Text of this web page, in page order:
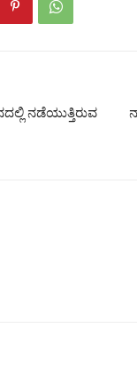
ನಡೆಯುತ್ತಿರುವ